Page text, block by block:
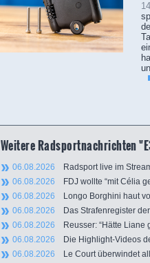
Weitere Radsportnachrichten
06.08.2026 Radsport live im
06.08.2026 FDJ wollte “mit Célia
06.08.2026 Longo Borghini haut
06.08.2026 Das Strafenregister
06.08.2026 Reusser: “Hätte Liane
06.08.2026 Die Highlight-Videos
06.08.2026 Le Court überwindet